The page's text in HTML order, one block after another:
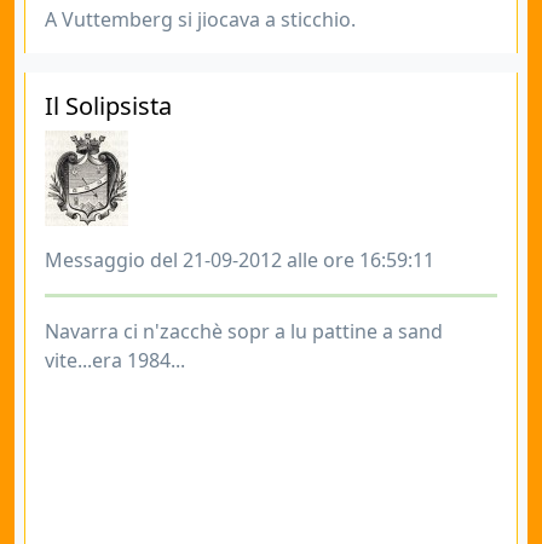
A Vuttemberg si jiocava a sticchio.
Il Solipsista
Messaggio del 21-09-2012 alle ore 16:59:11
Navarra ci n'zacchè sopr a lu pattine a sand
vite...era 1984...